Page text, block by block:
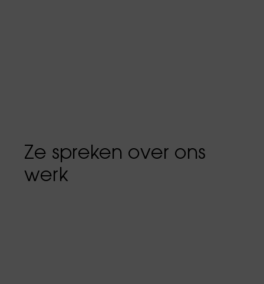
Ze spreken over ons
werk